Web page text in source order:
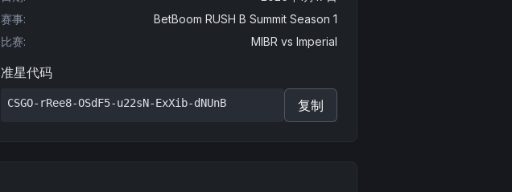
赛事:
BetBoom RUSH B Summit Season 1
比赛: MIBR vs Imperial
准星代码
CSGO-rRee8-OSdF5-u22sN-ExXib-dNUnB 复制